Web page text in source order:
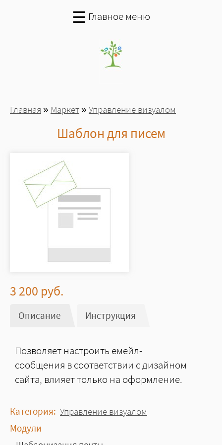
☰ Главное меню
Вы здесь
Главная » Маркет» Управление визуалом
Шаблон для писем
3 200 руб.
Описание (активная вкладка)
Инструкция
Позволяет настроить емейл-
сообщения в соответствии с дизайном
сайта, влияет только на оформление.
Категория: Управление визуалом
Модули